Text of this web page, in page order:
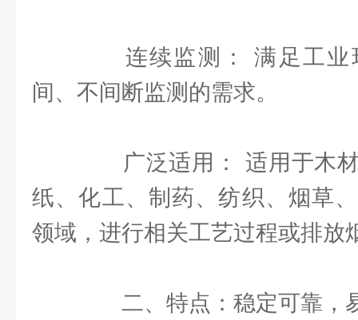
连续监测： 满足工业
间、不间断监测的需求。
广泛适用： 适用于木材
纸、化工、制药、纺织、烟草
领域，进行相关工艺过程或排放
二、特点：稳定可靠，